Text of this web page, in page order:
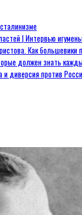
| Интервью
Как
должен знать
и диверсия против